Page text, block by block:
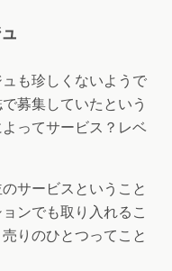
も珍しくないようで
募集していたという
ってサービス？レベ
サービスということ
ンでも取り入れるこ
りのひとつってこと